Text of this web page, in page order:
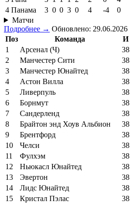
4 Панама 3 0 0 3 0 4 -4
0
Матчи
Подробнее → Обновлено: 29.06.2026
Поз
Команда И
1
Арсенал (Ч) 38
2
Манчестер Сити 38
3
Манчестер Юнайтед 38
4
Астон Вилла 38
5
Ливерпуль 38
6
Борнмут 38
7
Сандерленд 38
8
Брайтон энд Хоув Альбион 38
9
Брентфорд 38
10
Челси 38
11
Фулхэм 38
12
Ньюкасл Юнайтед 38
13
Эвертон 38
14
Лидс Юнайтед 38
15
Кристал Пэлас 38